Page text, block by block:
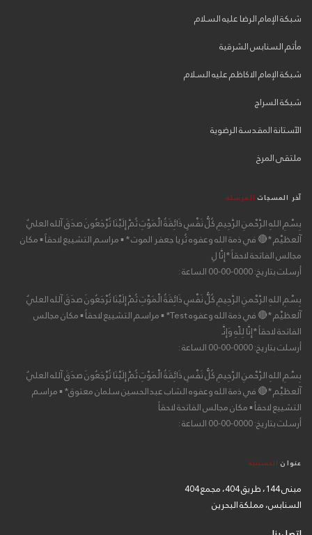
شبكة الإمام الرضا عليه السلام
مأتم السنابس الشرقية
شبكة الإمام الاكاظم عليه السلام
شبكة السراج
الآستانة المقدسة الرضوية
ملتقى المرخ
آخر المسجات المرسلة
بِسْمِ اللهِ الرَّحْمنِ الرَّحِيمِ كُلُّ نَفْسٍ ذَائِقَةُ الْمَوْتِ ثُمَّ إِلَيْنَا تُرْجَعُونَ صدَقَ آلله العليٌ
آلعظيْم *🔴 في ذمة الله وعفوه ثُريا جعفر الموت * ▪ مراسم التشييع لاحقاً ▪ مكان
مجالس الفاتحة لاحقاً *إِنَّا لِ
أرسلت بتاريخ: 0000-00-00 الساعة :
بِسْمِ اللهِ الرَّحْمنِ الرَّحِيمِ كُلُّ نَفْسٍ ذَائِقَةُ الْمَوْتِ ثُمَّ إِلَيْنَا تُرْجَعُونَ صدَقَ آلله العليٌ
آلعظيْم *🔴 في ذمة الله وعفوه Test* ▪ مراسم التشييع لاحقاً ▪ مكان مجالس
الفاتحة لاحقاً *إِنَّا لِلّهِ وَإِنَّـ
أرسلت بتاريخ: 0000-00-00 الساعة :
بِسْمِ اللهِ الرَّحْمنِ الرَّحِيمِ كُلُّ نَفْسٍ ذَائِقَةُ الْمَوْتِ ثُمَّ إِلَيْنَا تُرْجَعُونَ صدَقَ آلله العليٌ
آلعظيْم *🔴 في ذمة الله وعفوه الشاب عبدالحسين سلمان معتوق* ▪ مراسم
التشييع لاحقاً ▪ مكان مجالس الفاتحة لاحقاً
أرسلت بتاريخ: 0000-00-00 الساعة :
عنوان الحسينية
مبنى 144، طريق 404، مجمع 404
السنابس، مملكة البحرين